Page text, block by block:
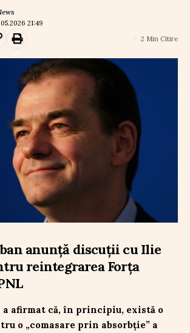
21:49
2 Min Citire
anunță discuții cu Ilie
reintegrarea Forța
a afirmat că, în principiu, există o
o „comasare prin absorbție” a